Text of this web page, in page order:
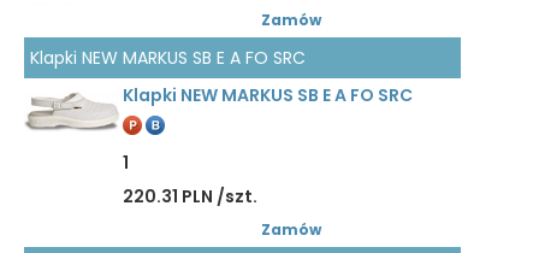
Zamów
Klapki NEW MARKUS SB E A FO SRC
Klapki NEW MARKUS SB E A FO SRC
1
220.31 PLN /szt.
Zamów